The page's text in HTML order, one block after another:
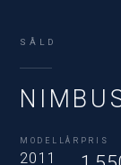
SÅLD
MODELLÅR
2011
PRIS